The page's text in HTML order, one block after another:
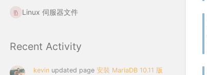
Linux 伺服器文件
Recent Activity
kevin updated page 安裝 MariaDB 10.11 版